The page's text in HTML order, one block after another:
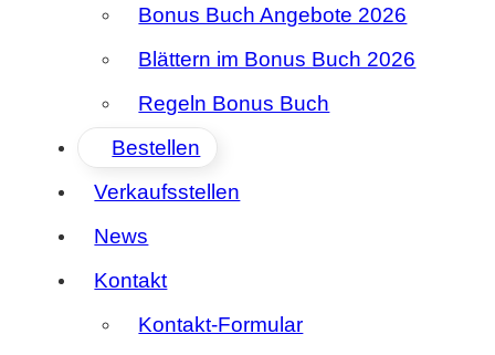
Bonus Buch Angebote 2026
Blättern im Bonus Buch 2026
Regeln Bonus Buch
Bestellen
Verkaufsstellen
News
Kontakt
Kontakt-Formular